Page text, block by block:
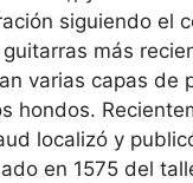
siguiendo el
más
varias capas de
hondos.
localizó y
en 1575 del